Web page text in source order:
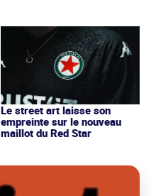
Le street art laisse son
empreinte sur le nouveau
maillot du Red Star